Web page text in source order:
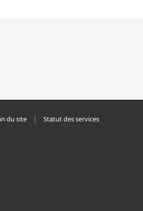
du site Statut des services